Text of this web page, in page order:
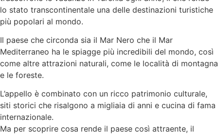
lo stato transcontinentale una delle destinazioni turistiche
più popolari al mondo.
Il paese che circonda sia il Mar Nero che il Mar
Mediterraneo ha le spiagge più incredibili del mondo, così
come altre attrazioni naturali, come le località di montagna
e le foreste.
L’appello è combinato con un ricco patrimonio culturale,
siti storici che risalgono a migliaia di anni e cucina di fama
internazionale.
Ma per scoprire cosa rende il paese così attraente, il